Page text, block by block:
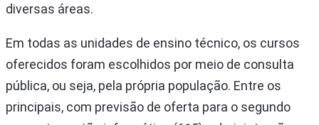
diversas áreas.
Em todas as unidades de ensino técnico, os cursos
oferecidos foram escolhidos por meio de consulta
pública, ou seja, pela própria população. Entre os
principais, com previsão de oferta para o segundo